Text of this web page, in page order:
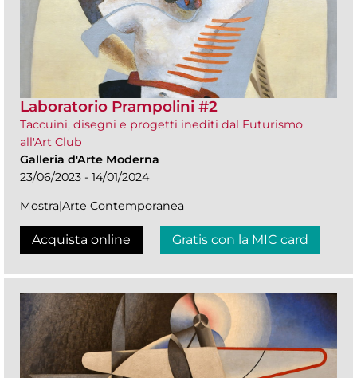
Laboratorio Prampolini #2
Taccuini, disegni e progetti inediti dal Futurismo
all'Art Club
Galleria d'Arte Moderna
23/06/2023 - 14/01/2024
Mostra|Arte Contemporanea
Acquista online Gratis con la MIC card